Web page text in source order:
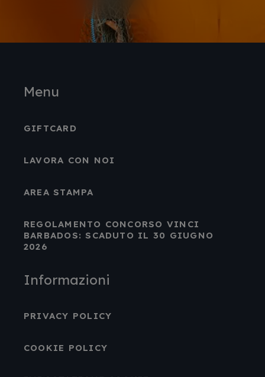
Menu
GIFTCARD
LAVORA CON NOI
AREA STAMPA
REGOLAMENTO CONCORSO VINCI
BARBADOS: SCADUTO IL 30 GIUGNO
2026
Informazioni
PRIVACY POLICY
COOKIE POLICY